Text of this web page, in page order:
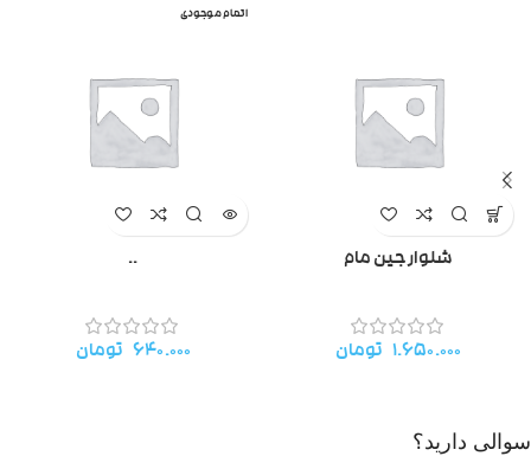
شلوار جین مام
۱.۶۵۰.۰۰۰ تومان
اتمام موجودی
..
۶۴۰.۰۰۰ تومان
سوالی دارید؟